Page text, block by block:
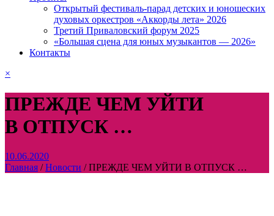
Открытый фестиваль-парад детских и юношеских
духовых оркестров «Аккорды лета» 2026
Третий Приваловский форум 2025
«Большая сцена для юных музыкантов — 2026»
Контакты
×
ПРЕЖДЕ ЧЕМ УЙТИ
В ОТПУСК …
10.06.2020
Главная /Новости /ПРЕЖДЕ ЧЕМ УЙТИ В ОТПУСК …